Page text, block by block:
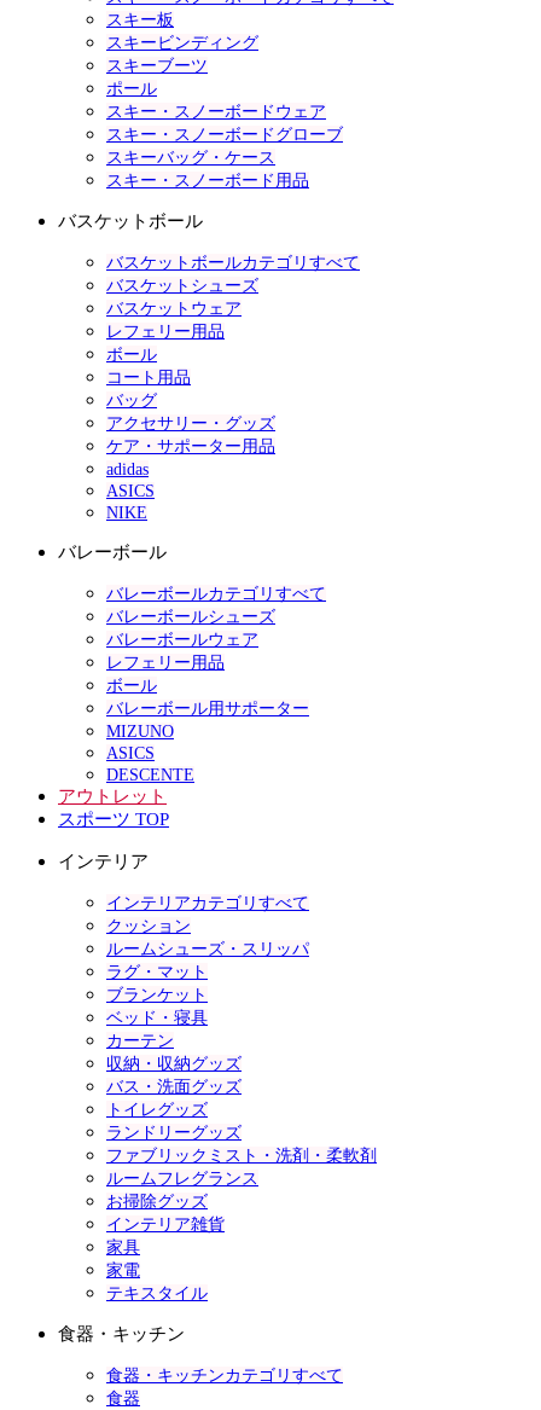
スキー板
スキービンディング
スキーブーツ
ポール
スキー・スノーボードウェア
スキー・スノーボードグローブ
スキーバッグ・ケース
スキー・スノーボード用品
バスケットボール
バスケットボールカテゴリすべて
バスケットシューズ
バスケットウェア
レフェリー用品
ボール
コート用品
バッグ
アクセサリー・グッズ
ケア・サポーター用品
adidas
ASICS
NIKE
バレーボール
バレーボールカテゴリすべて
バレーボールシューズ
バレーボールウェア
レフェリー用品
ボール
バレーボール用サポーター
MIZUNO
ASICS
DESCENTE
アウトレット
スポーツ TOP
インテリア
インテリアカテゴリすべて
クッション
ルームシューズ・スリッパ
ラグ・マット
ブランケット
ベッド・寝具
カーテン
収納・収納グッズ
バス・洗面グッズ
トイレグッズ
ランドリーグッズ
ファブリックミスト・洗剤・柔軟剤
ルームフレグランス
お掃除グッズ
インテリア雑貨
家具
家電
テキスタイル
食器・キッチン
食器・キッチンカテゴリすべて
食器